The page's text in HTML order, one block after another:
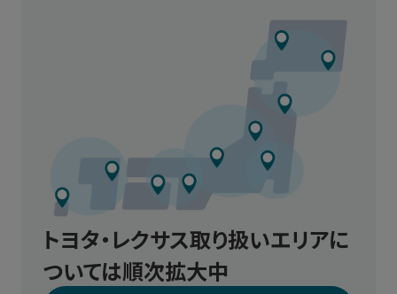
トヨタ・レクサス取り扱いエリアに
ついては順次拡大中